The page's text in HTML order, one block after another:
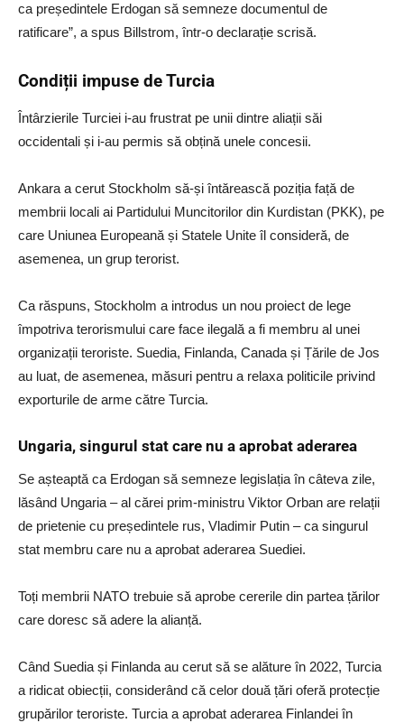
ca președintele Erdogan să semneze documentul de
ratificare”, a spus Billstrom, într-o declarație scrisă.
Condiții impuse de Turcia
Întârzierile Turciei i-au frustrat pe unii dintre aliații săi
occidentali și i-au permis să obțină unele concesii.
Ankara a cerut Stockholm să-și întărească poziția față de
membrii locali ai Partidului Muncitorilor din Kurdistan (PKK), pe
care Uniunea Europeană și Statele Unite îl consideră, de
asemenea, un grup terorist.
Ca răspuns, Stockholm a introdus un nou proiect de lege
împotriva terorismului care face ilegală a fi membru al unei
organizații teroriste. Suedia, Finlanda, Canada și Țările de Jos
au luat, de asemenea, măsuri pentru a relaxa politicile privind
exporturile de arme către Turcia.
Ungaria, singurul stat care nu a aprobat aderarea
Se așteaptă ca Erdogan să semneze legislația în câteva zile,
lăsând Ungaria – al cărei prim-ministru Viktor Orban are relații
de prietenie cu președintele rus, Vladimir Putin – ca singurul
stat membru care nu a aprobat aderarea Suediei.
Toți membrii NATO trebuie să aprobe cererile din partea țărilor
care doresc să adere la alianță.
Când Suedia și Finlanda au cerut să se alăture în 2022, Turcia
a ridicat obiecții, considerând că celor două țări oferă protecție
grupărilor teroriste. Turcia a aprobat aderarea Finlandei în